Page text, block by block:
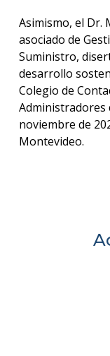
Asimismo, el Dr.
asociado de
Suministro,
desarrollo
Colegio de
Administradores
noviembre de
Montevideo.